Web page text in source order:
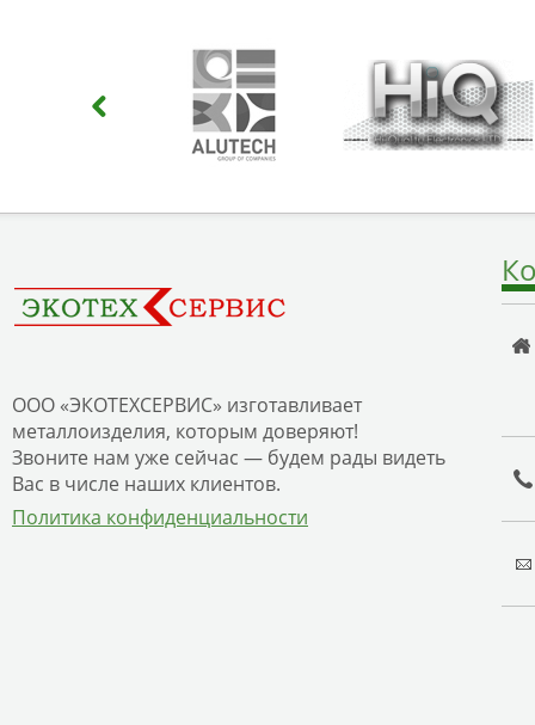
ООО «ЭКОТЕХСЕРВИС» изготавливает
металлоизделия, которым доверяют!
Звоните нам уже сейчас — будем рады видеть
Вас в числе наших клиентов.
Политика конфиденциальности